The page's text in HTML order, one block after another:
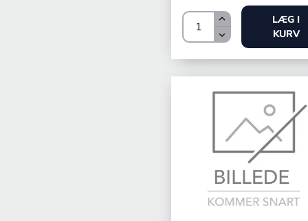
LÆG I
KURV